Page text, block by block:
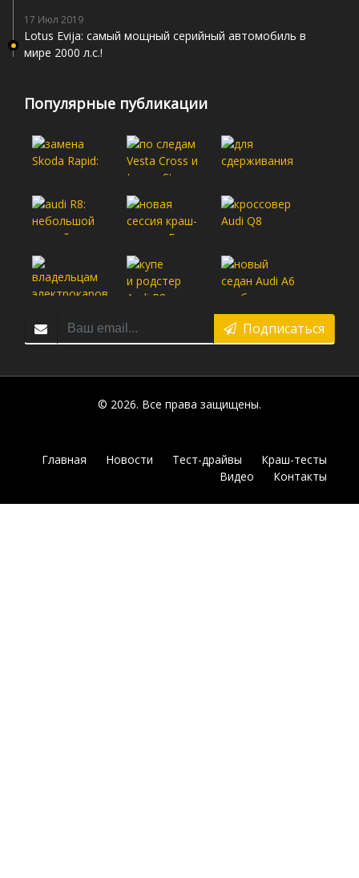
17 Июл 2019
Lotus Evija: самый мощный серийный автомобиль в
мире 2000 л.с.!
Популярные публикации
Подписаться
© 2026. Все права защищены.
Главная Новости Тест-драйвы
Краш-тесты
Видео
Контакты